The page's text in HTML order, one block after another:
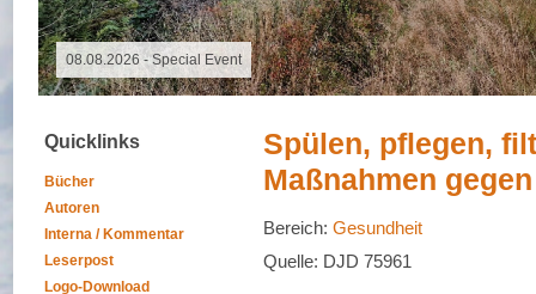
08.08.2026 -
Quicklinks
Bücher
Autoren
Interna / Kommentar
Leserpost
Logo-Download
Spülen, pflegen,
Maßnahmen
Bereich: Gesundheit
Quelle: DJD 75961